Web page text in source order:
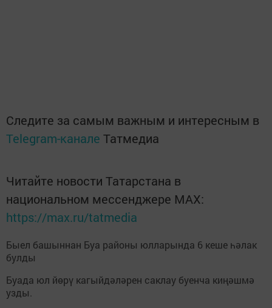
Следите за самым важным и интересным в
Telegram-канале Татмедиа
Читайте новости Татарстана в
национальном мессенджере MАХ:
https://max.ru/tatmedia
Быел башыннан Буа районы юлларында 6 кеше һәлак
булды
Буада юл йөрү кагыйдәләрен саклау буенча киңәшмә
узды.